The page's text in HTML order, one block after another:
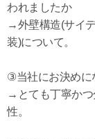
われましたか
→外壁構造(サイ
装)について。
③当社にお決めに
→とても丁寧かつ
性。